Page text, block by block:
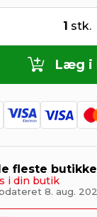
1 stk.
Læg i
fleste
i din butik
8. aug.